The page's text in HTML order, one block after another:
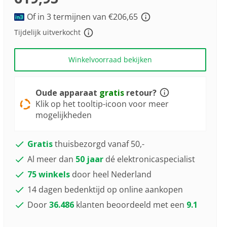
Review.
Dezelfde
Youreko’s
tool
voor
energiebesparing.
Of in 3 termijnen van €206,65
Tijdelijk uitverkocht
Winkelvoorraad bekijken
Oude apparaat gratisretour?
Klik op het tooltip-icoon voor meer
mogelijkheden
Gratisthuisbezorgd vanaf 50,-
Al meer dan 50 jaardé elektronicaspecialist
75 winkelsdoor heel Nederland
14 dagen bedenktijd op online aankopen
Door36.486 klanten beoordeeld met een 9.1